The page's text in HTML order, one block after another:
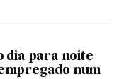
dia para noite
num